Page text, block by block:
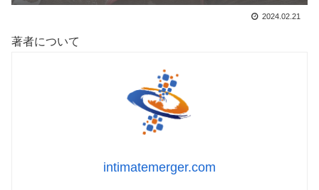
2024.02.21
著者について
intimatemerger.com